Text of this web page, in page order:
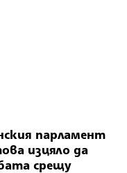
парламент
изцяло да
срещу